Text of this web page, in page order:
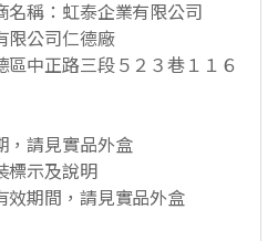
稱：虹泰企業有限公司
限公司仁德廠
區中正路三段５２３巷１１６
，請見實品外盒
標示及說明
效期間，請見實品外盒